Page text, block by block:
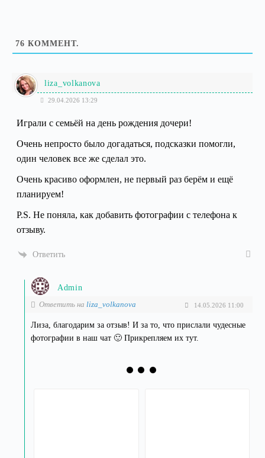
76 КОММЕНТ.
liza_volkanova
29.04.2026 13:29
Играли с семьёй на день рождения дочери!
Очень непросто было догадаться, подсказки помогли,
один человек все же сделал это.
Очень красиво оформлен, не первый раз берём и ещё
планируем!
P.S. Не поняла, как добавить фотографии с телефона к
отзыву.
Ответить
Admin
Ответить на liza_volkanova 14.05.2026 11:00
Лиза, благодарим за отзыв! И за то, что прислали чудесные
фотографии в наш чат 🙂 Прикрепляем их тут.